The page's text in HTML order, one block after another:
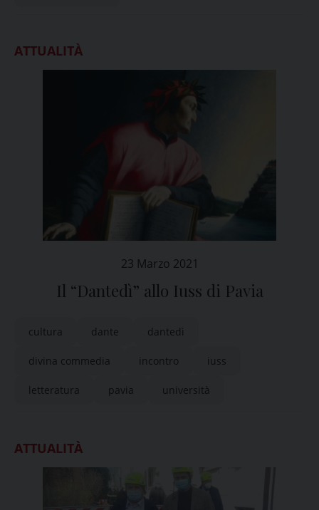
ATTUALITÀ
23 Marzo 2021
Il “Dantedì” allo Iuss di Pavia
cultura dante dantedì
divina commedia incontro iuss
letteratura pavia università
ATTUALITÀ